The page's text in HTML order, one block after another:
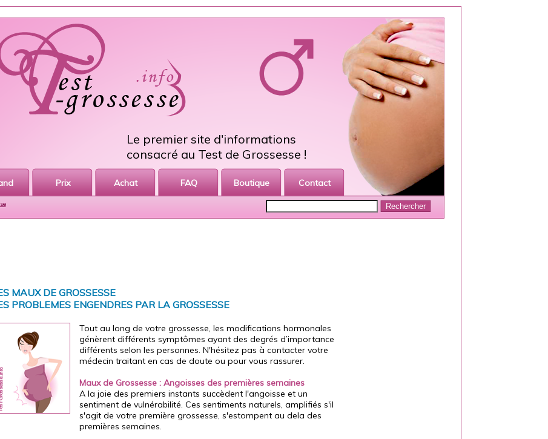
Le premier site d'informations
consacré au Test de Grossesse !
Prix Achat FAQ Boutique Contact
MAUX DE GROSSESSE
PROBLEMES ENGENDRES PAR LA GROSSESSE
Tout au long de votre grossesse, les modifications hormonales
génèrent différents symptômes ayant des degrés d’importance
différents selon les personnes. N'hésitez pas à contacter votre
médecin traitant en cas de doute ou pour vous rassurer.
Maux de Grossesse : Angoisses des premières semaines
A la joie des premiers instants succèdent l'angoisse et un
sentiment de vulnérabilité. Ces sentiments naturels, amplifiés s'il
s'agit de votre première grossesse, s'estompent au dela des
premières semaines.